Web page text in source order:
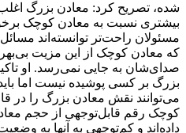
شده، تصریح کرد: معادن بزرگ
بیشتری نسبت به معادن کوچک‌
مسئولان راحت‌تر توانسته‌اند
‌که معادن کوچک از این مزیت
صدای‌شان به جایی نمی‌رسد. او
بزرگ بر کسی پوشیده نیست اما
می‌توانند نقش معادن بزرگ را در
کوچک رقم قابل‌توجهی از حجم
داده‌اند و کم‌توجهی به آنها به